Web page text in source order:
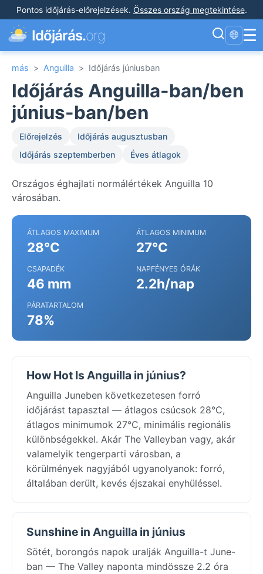
Pontos időjárás-előrejelzések. Összes ország megtekintése.
Időjárás.org 🌐 ☰
más > Anguilla > Időjárás júniusban
Időjárás Anguilla-ban/ben
június-ban/ben
Előrejelzés
Időjárás augusztusban
Időjárás szeptemberben
Éves átlagok
Országos éghajlati normálértékek Anguilla 10
városában.
ÁTLAGOS MAXIMUM
28°C
ÁTLAGOS MINIMUM
27°C
CSAPADÉK
46 mm
NAPFÉNYES ÓRÁK
2.2h/nap
PÁRATARTALOM
78%
How Hot Is Anguilla in június?
Anguilla Juneben következetesen forró
időjárást tapasztal — átlagos csúcsok 28°C,
átlagos minimumok 27°C, minimális regionális
különbségekkel. Akár The Valleyban vagy, akár
valamelyik tengerparti városban, a
körülmények nagyjából ugyanolyanok: forró,
általában derült, kevés éjszakai enyhüléssel.
Sunshine in Anguilla in június
Sötét, borongós napok uralják Anguilla-t June-
ban — The Valley naponta mindössze 2.2 óra